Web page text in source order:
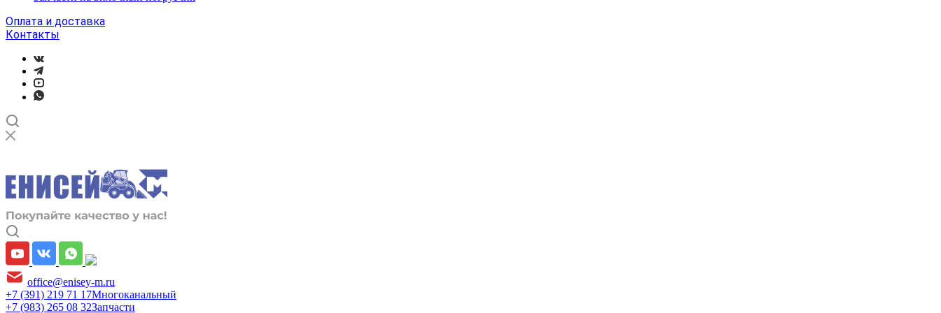
Оплата и доставка
Контакты
office@enisey-m.ru
+7 (391) 219 71 17Многоканальный
+7 (983) 265 08 32Запчасти